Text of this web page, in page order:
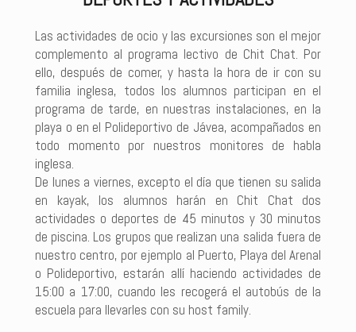
Las actividades de ocio y las excursiones son el mejor
complemento al programa lectivo de Chit Chat. Por
ello, después de comer, y hasta la hora de ir con su
familia inglesa, todos los alumnos participan en el
programa de tarde, en nuestras instalaciones, en la
playa o en el Polideportivo de Jávea, acompañados en
todo momento por nuestros monitores de habla
inglesa.
De lunes a viernes, excepto el día que tienen su salida
en kayak, los alumnos harán en Chit Chat dos
actividades o deportes de 45 minutos y 30 minutos
de piscina. Los grupos que realizan una salida fuera de
nuestro centro, por ejemplo al Puerto, Playa del Arenal
o Polideportivo, estarán allí haciendo actividades de
15:00 a 17:00, cuando les recogerá el autobús de la
escuela para llevarles con su host family.